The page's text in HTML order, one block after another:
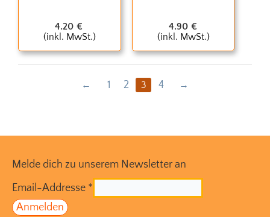
4.20 €
(inkl. MwSt.)
4.90 €
(inkl. MwSt.)
1 2 3 4
Melde dich zu unserem Newsletter an
Email-Addresse *